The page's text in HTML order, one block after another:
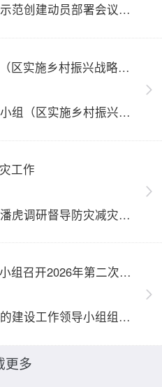
8月7日，全区法治政府建设示范创建动员部署会议召开，区委书记、区委全面依法治区委员会主任韩继国出席会议并讲话。他强调，全区上下要鼓足争先奋进劲头，务实笃行、加压奋进，高标准推进示范创建各项工作，以坚实法治根基护航区域现代化建设稳步前行。区委副书记、区长潘虎主持会议。
白银区委农村工作领导小组（区实施乡村振兴战略领导小组）全体会议召开
8月7日，区委农村工作领导小组（区实施乡村振兴战略领导小组）全体会议召开，区委书记韩继国出席会议并讲话。他强调，要以钉钉子精神补短提质，统筹底线守固、产业提效、乡村提质、改革破局，奋力书写全区乡村全面振兴崭新答卷。区委副书记、区长潘虎主持会议。
工作
8月6日，区委副书记、区长潘虎调研督导防灾减灾各项工作落实情况，他强调，要深入学习贯彻习近平总书记关于防灾减灾救灾的重要论述，以“时时放心不下”的责任感紧盯重点环节、补齐短板弱项，从严从细落实防汛避险各项举措。潘虎首先前往区级物资储备库，实地查看防灾救灾、生活保障、应急救援物资储备现状，细致了解仓储运营、制度执行等情况。
白银区委党的建设工作领导小组召开2026年第二次会议
8月3日，区委书记、区委党的建设工作领导小组组长韩继国主持召开区委党的建设工作领导小组2026 年第二次会议，学习贯彻习近平党建思想，集中学习《习近平党建文选》有关内容，认真贯彻落实全国党建工作座谈会和中央有关通知精神以及省委、市委党的建设工作领导小组会议精神，就全区贯彻落实习近平党建思想进行安排部署，推动全面从严治党各项工作落到实处。
更多